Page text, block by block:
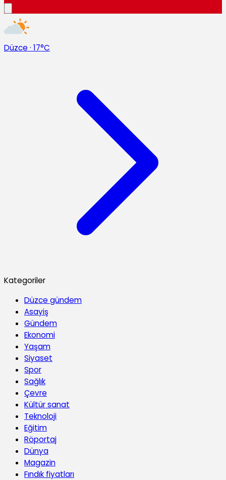
Düzce · 17°C
Kategoriler
Düzce gündem
Asayiş
Gündem
Ekonomi
Yaşam
Siyaset
Spor
Sağlık
Çevre
Kültür sanat
Teknoloji
Eğitim
Röportaj
Dünya
Magazin
Fındık fiyatları